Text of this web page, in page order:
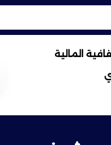
المالية